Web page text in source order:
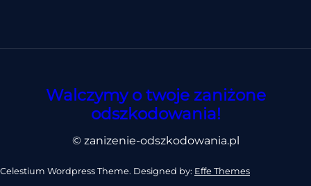
Walczymy o twoje zaniżone
odszkodowania!
© zanizenie-odszkodowania.pl
Celestium Wordpress Theme. Designed by: Effe Themes